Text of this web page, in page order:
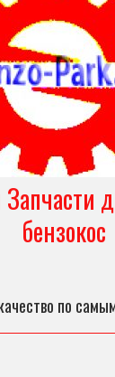
Запчасти
бензокос
по